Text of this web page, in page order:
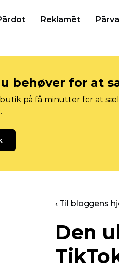
Reklamēt
behøver for at
på få minutter for at
‹ Til bloggens
Den